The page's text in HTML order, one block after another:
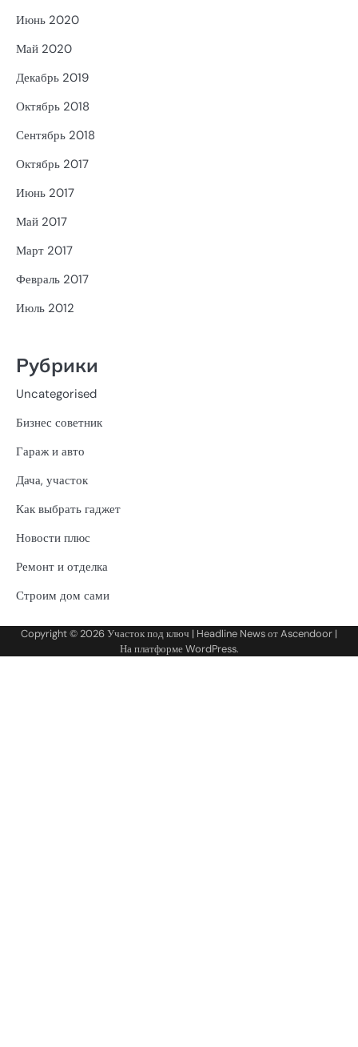
Июнь 2020
Май 2020
Декабрь 2019
Октябрь 2018
Сентябрь 2018
Октябрь 2017
Июнь 2017
Май 2017
Март 2017
Февраль 2017
Июль 2012
Рубрики
Uncategorised
Бизнес советник
Гараж и авто
Дача, участок
Как выбрать гаджет
Новости плюс
Ремонт и отделка
Строим дом сами
Copyright © 2026Участок под ключ | Headline News отAscendoor |
На платформеWordPress.